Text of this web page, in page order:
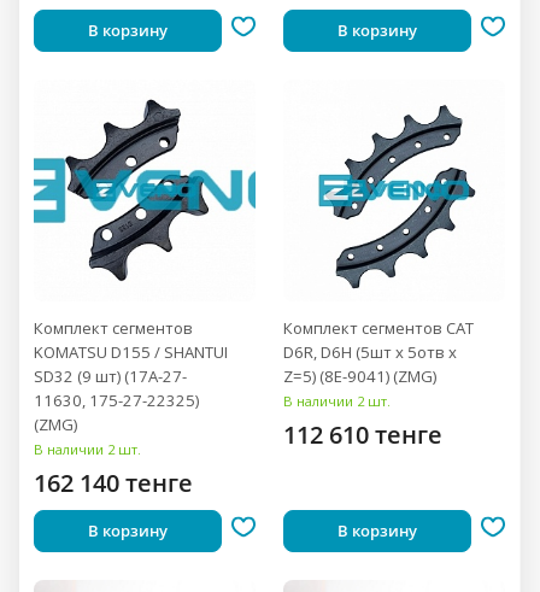
В корзину В корзину
Комплект сегментов
KOMATSU D155 / SHANTUI
SD32 (9 шт) (17A-27-
11630, 175-27-22325)
(ZMG)
В наличии 2 шт.
162 140 тенге
В корзину
Комплект сегментов CAT
D6R, D6H (5шт x 5отв x
Z=5) (8E-9041) (ZMG)
В наличии 2 шт.
112 610 тенге
В корзину